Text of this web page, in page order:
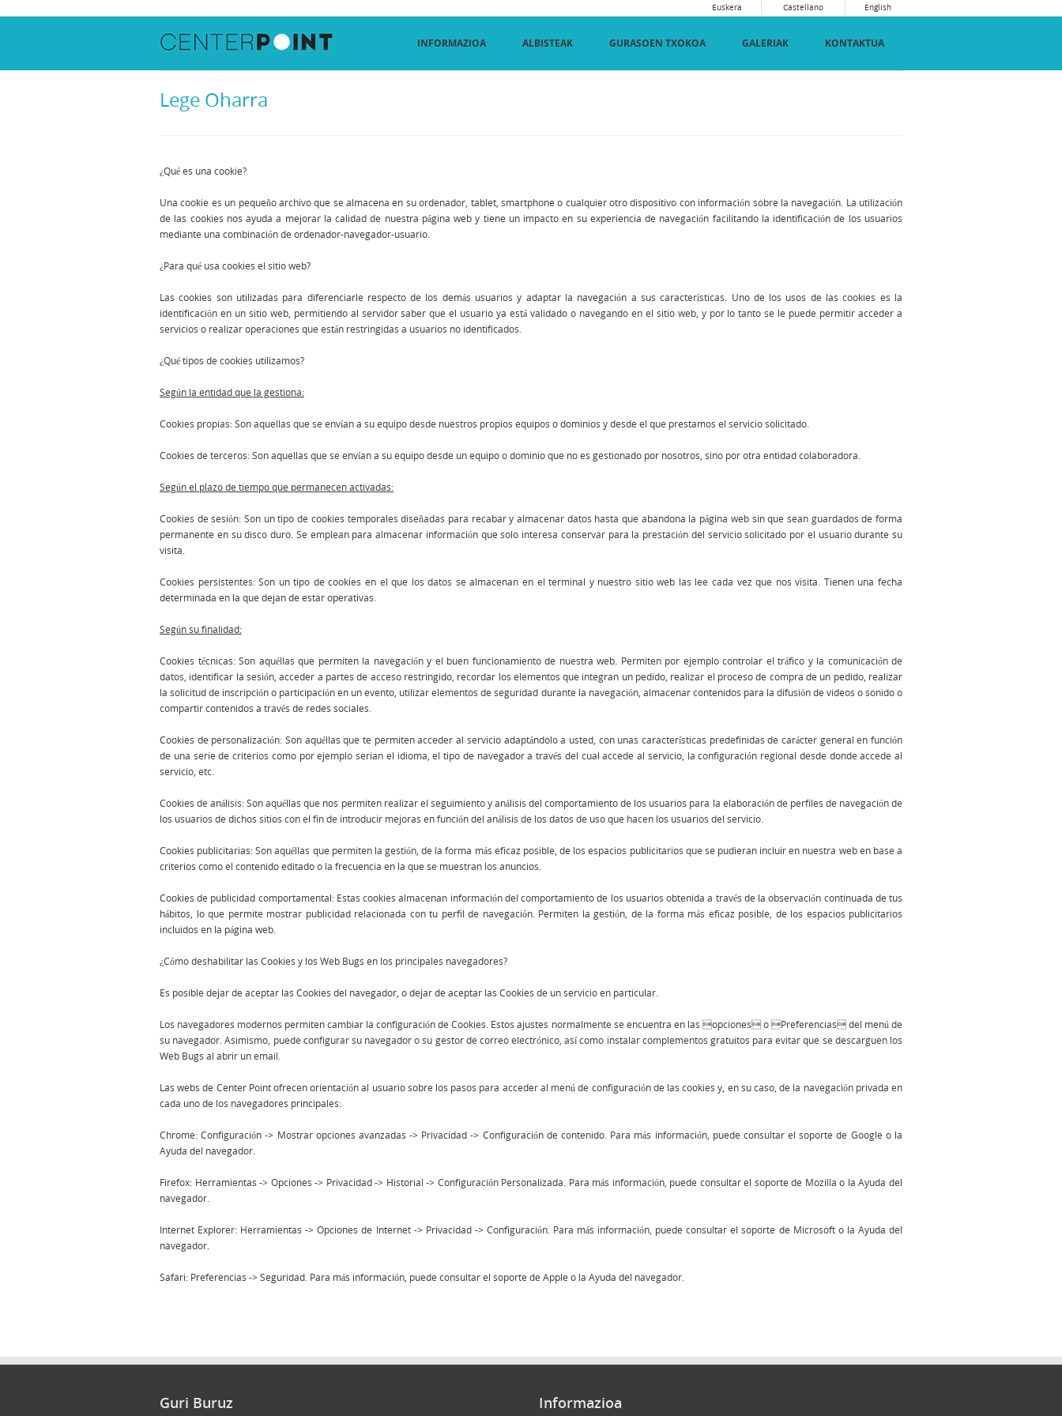
Euskera Castellano English
INFORMAZIOA ALBISTEAK GURASOEN TXOKOA GALERIAK KONTAKTUA
Lege Oharra
¿Qué es una cookie?
Una cookie es un pequeño archivo que se almacena en su ordenador, tablet, smartphone o cualquier otro dispositivo con información sobre la navegación. La utilización
de las cookies nos ayuda a mejorar la calidad de nuestra página web y tiene un impacto en su experiencia de navegación facilitando la identificación de los usuarios
mediante una combinación de ordenador-navegador-usuario.
¿Para qué usa cookies el sitio web?
Las cookies son utilizadas para diferenciarle respecto de los demás usuarios y adaptar la navegación a sus características. Uno de los usos de las cookies es la
identificación en un sitio web, permitiendo al servidor saber que el usuario ya está validado o navegando en el sitio web, y por lo tanto se le puede permitir acceder a
servicios o realizar operaciones que están restringidas a usuarios no identificados.
¿Qué tipos de cookies utilizamos?
Según la entidad que la gestiona:
Cookies propias: Son aquellas que se envían a su equipo desde nuestros propios equipos o dominios y desde el que prestamos el servicio solicitado.
Cookies de terceros: Son aquellas que se envían a su equipo desde un equipo o dominio que no es gestionado por nosotros, sino por otra entidad colaboradora.
Según el plazo de tiempo que permanecen activadas:
Cookies de sesión: Son un tipo de cookies temporales diseñadas para recabar y almacenar datos hasta que abandona la página web sin que sean guardados de forma
permanente en su disco duro. Se emplean para almacenar información que solo interesa conservar para la prestación del servicio solicitado por el usuario durante su
visita.
Cookies persistentes: Son un tipo de cookies en el que los datos se almacenan en el terminal y nuestro sitio web las lee cada vez que nos visita. Tienen una fecha
determinada en la que dejan de estar operativas.
Según su finalidad:
Cookies técnicas: Son aquéllas que permiten la navegación y el buen funcionamiento de nuestra web. Permiten por ejemplo controlar el tráfico y la comunicación de
datos, identificar la sesión, acceder a partes de acceso restringido, recordar los elementos que integran un pedido, realizar el proceso de compra de un pedido, realizar
la solicitud de inscripción o participación en un evento, utilizar elementos de seguridad durante la navegación, almacenar contenidos para la difusión de videos o sonido o
compartir contenidos a través de redes sociales.
Cookies de personalización: Son aquéllas que te permiten acceder al servicio adaptándolo a usted, con unas características predefinidas de carácter general en función
de una serie de criterios como por ejemplo serian el idioma, el tipo de navegador a través del cual accede al servicio, la configuración regional desde donde accede al
servicio, etc.
Cookies de análisis: Son aquéllas que nos permiten realizar el seguimiento y análisis del comportamiento de los usuarios para la elaboración de perfiles de navegación de
los usuarios de dichos sitios con el fin de introducir mejoras en función del análisis de los datos de uso que hacen los usuarios del servicio.
Cookies publicitarias: Son aquéllas que permiten la gestión, de la forma más eficaz posible, de los espacios publicitarios que se pudieran incluir en nuestra web en base a
criterios como el contenido editado o la frecuencia en la que se muestran los anuncios.
Cookies de publicidad comportamental: Estas cookies almacenan información del comportamiento de los usuarios obtenida a través de la observación continuada de tus
hábitos, lo que permite mostrar publicidad relacionada con tu perfil de navegación. Permiten la gestión, de la forma más eficaz posible, de los espacios publicitarios
incluidos en la página web.
¿Cómo deshabilitar las Cookies y los Web Bugs en los principales navegadores?
Es posible dejar de aceptar las Cookies del navegador, o dejar de aceptar las Cookies de un servicio en particular.
Los navegadores modernos permiten cambiar la configuración de Cookies. Estos ajustes normalmente se encuentra en las opciones o Preferencias del menú de
su navegador. Asimismo, puede configurar su navegador o su gestor de correo electrónico, así como instalar complementos gratuitos para evitar que se descarguen los
Web Bugs al abrir un email.
Las webs de Center Point ofrecen orientación al usuario sobre los pasos para acceder al menú de configuración de las cookies y, en su caso, de la navegación privada en
cada uno de los navegadores principales:
Chrome: Configuración -> Mostrar opciones avanzadas -> Privacidad -> Configuración de contenido. Para más información, puede consultar el soporte de Google o la
Ayuda del navegador.
Firefox: Herramientas -> Opciones -> Privacidad -> Historial -> Configuración Personalizada. Para más información, puede consultar el soporte de Mozilla o la Ayuda del
navegador.
Internet Explorer: Herramientas -> Opciones de Internet -> Privacidad -> Configuración. Para más información, puede consultar el soporte de Microsoft o la Ayuda del
navegador.
Safari: Preferencias -> Seguridad. Para más información, puede consultar el soporte de Apple o la Ayuda del navegador.
Guri Buruz Informazioa